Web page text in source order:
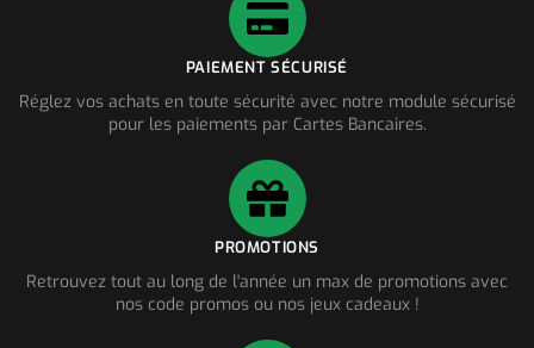
PAIEMENT SÉCURISÉ
Réglez vos achats en toute sécurité avec notre module sécurisé
pour les paiements par Cartes Bancaires.
PROMOTIONS
Retrouvez tout au long de l'année un max de promotions avec
nos code promos ou nos jeux cadeaux !